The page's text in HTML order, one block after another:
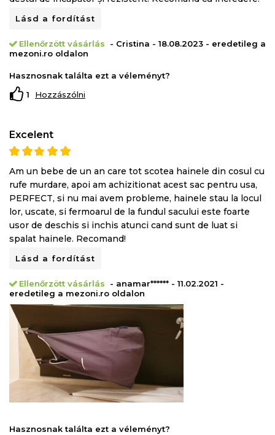
Lásd a fordítást
Ellenőrzött vásárlás
- Cristina - 18.08.2023 - eredetileg a
mezoni.ro oldalon
Hasznosnak találta ezt a véleményt?
1
Hozzászólni
Excelent
Am un bebe de un an care tot scotea hainele din cosul cu
rufe murdare, apoi am achizitionat acest sac pentru usa,
PERFECT, si nu mai avem probleme, hainele stau la locul
lor, uscate, si fermoarul de la fundul sacului este foarte
usor de deschis si inchis atunci cand sunt de luat si
spalat hainele. Recomand!
Lásd a fordítást
Ellenőrzött vásárlás
- anamar****** - 11.02.2021 -
eredetileg a mezoni.ro oldalon
Hasznosnak találta ezt a véleményt?